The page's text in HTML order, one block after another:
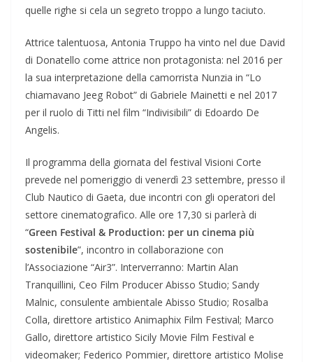
quelle righe si cela un segreto troppo a lungo taciuto.
Attrice talentuosa, Antonia Truppo ha vinto nel due David
di Donatello come attrice non protagonista: nel 2016 per
la sua interpretazione della camorrista Nunzia in “Lo
chiamavano Jeeg Robot” di Gabriele Mainetti e nel 2017
per il ruolo di Titti nel film “Indivisibili” di Edoardo De
Angelis.
Il programma della giornata del festival Visioni Corte
prevede nel pomeriggio di venerdì 23 settembre, presso il
Club Nautico di Gaeta, due incontri con gli operatori del
settore cinematografico. Alle ore 17,30 si parlerà di
“Green Festival & Production: per un cinema più
sostenibile”, incontro in collaborazione con
l’Associazione “Air3”. Interverranno: Martin Alan
Tranquillini, Ceo Film Producer Abisso Studio; Sandy
Malnic, consulente ambientale Abisso Studio; Rosalba
Colla, direttore artistico Animaphix Film Festival; Marco
Gallo, direttore artistico Sicily Movie Film Festival e
videomaker; Federico Pommier, direttore artistico Molise